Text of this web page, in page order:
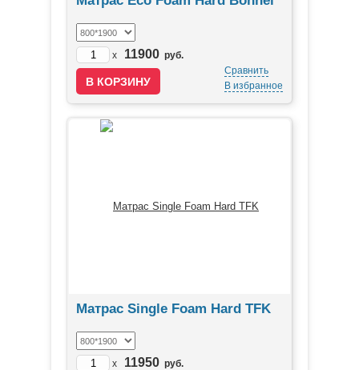
x 11900 руб.
Сравнить
В избранное
Матрас Single Foam Hard TFK
x 11950 руб.